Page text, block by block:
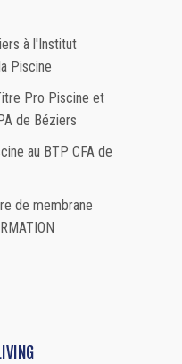
à l'Institut
Piscine
Pro Piscine et
de Béziers
au BTP CFA de
de membrane